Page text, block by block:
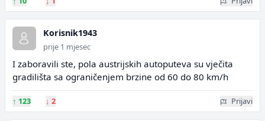
Korisnik1943
prije 1 mjesec
I zaboravili ste, pola austrijskih autoputeva su vječita
gradilišta sa ograničenjem brzine od 60 do 80 km/h
↑ 123 ↓ 2 Prijavi